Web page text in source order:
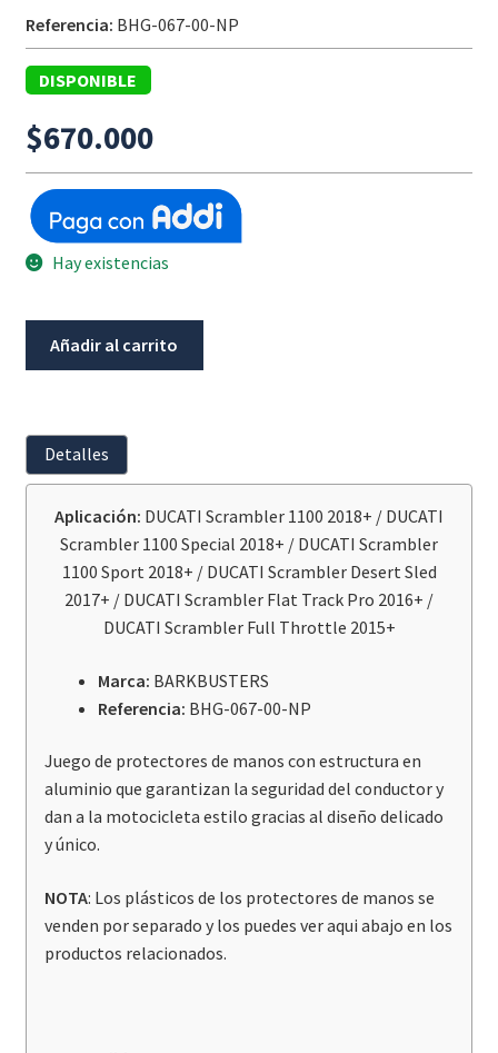
Referencia: BHG-067-00-NP
DISPONIBLE
$670.000
Hay existencias
Barkbuster
DUCATI
Special
Sport
(2018+)/
Añadir al carrito
Detalles
Aplicación: DUCATI Scrambler 1100 2018+ / DUCATI
Scrambler 1100 Special 2018+ / DUCATI Scrambler
1100 Sport 2018+ / DUCATI Scrambler Desert Sled
2017+ / DUCATI Scrambler Flat Track Pro 2016+ /
DUCATI Scrambler Full Throttle 2015+
Marca: BARKBUSTERS
Referencia: BHG-067-00-NP
Juego de protectores de manos con estructura en
aluminio que garantizan la seguridad del conductor y
dan a la motocicleta estilo gracias al diseño delicado
y único.
NOTA: Los plásticos de los protectores de manos se
venden por separado y los puedes ver aqui abajo en los
productos relacionados.